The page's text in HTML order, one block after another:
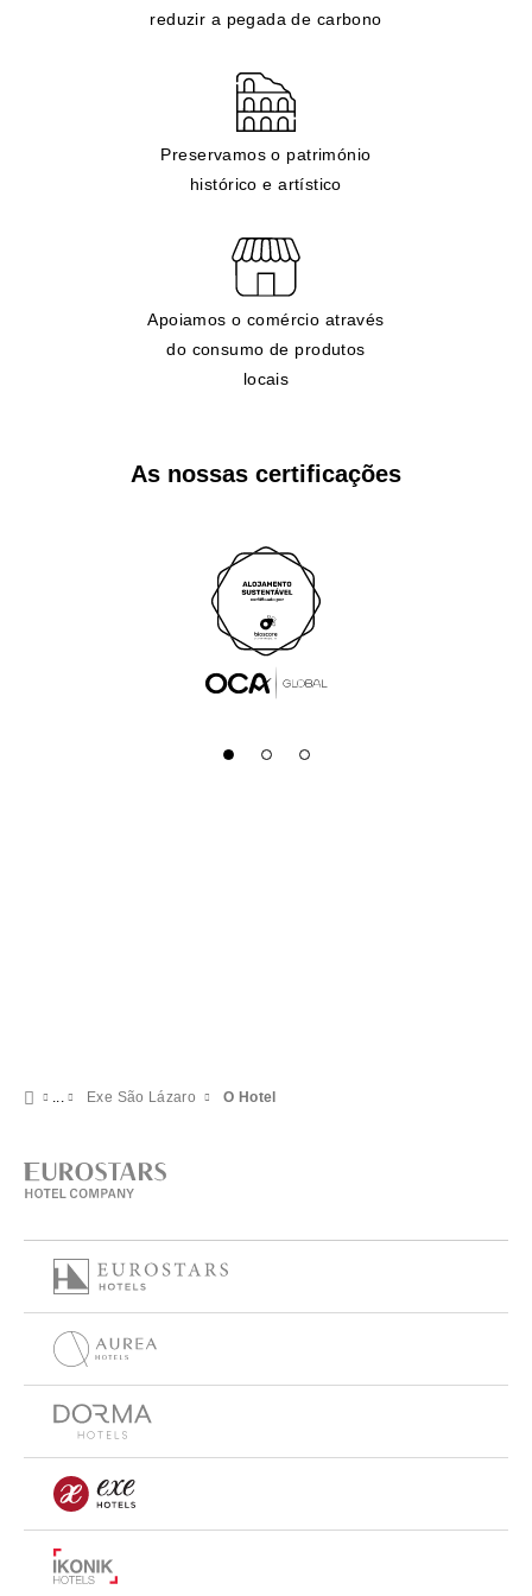
reduzir a pegada de carbono
Preservamos o património
histórico e artístico
Apoiamos o comércio através
do consumo de produtos
locais
As nossas certificações
Exe São Lázaro O Hotel